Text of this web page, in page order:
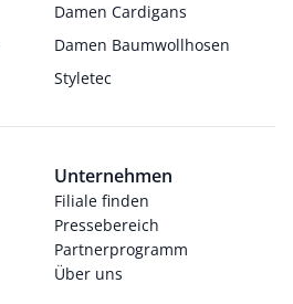
Damen Cardigans
Damen Baumwollhosen
Styletec
Unternehmen
Filiale finden
Pressebereich
Partnerprogramm
Über uns